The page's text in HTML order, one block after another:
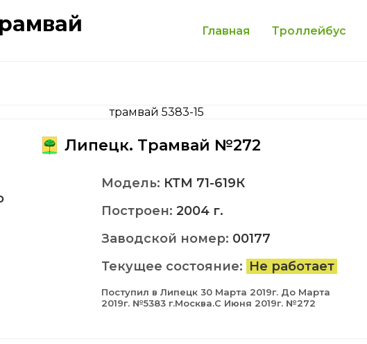
Главная Троллейбус
Липецк. Трамвай №272
Модель: КТМ 71-619К
Построен: 2004 г.
Заводской номер: 00177
Текущее состояние: Не работает
Поступил в Липецк 30 Марта 2019г. До Марта
2019г. №5383 г.Москва.С Июня 2019г. №272